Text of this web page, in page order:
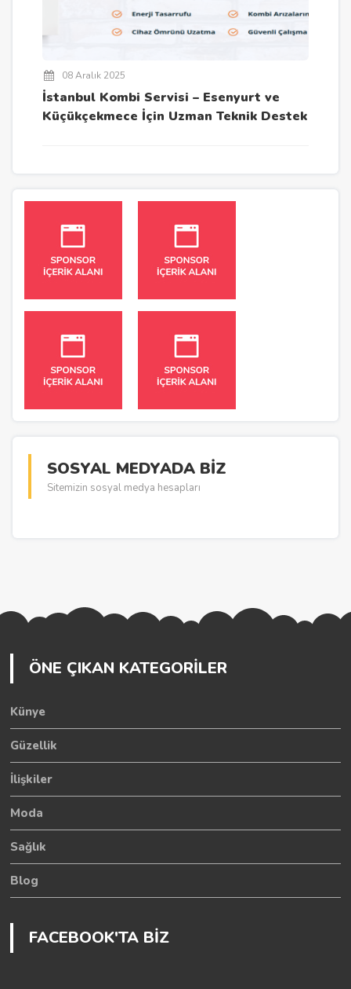
08 Aralık 2025
İstanbul Kombi Servisi – Esenyurt ve
Küçükçekmece İçin Uzman Teknik Destek
SOSYAL MEDYADA BİZ
Sitemizin sosyal medya hesapları
ÖNE ÇIKAN KATEGORİLER
Künye
Güzellik
İlişkiler
Moda
Sağlık
Blog
FACEBOOK'TA BİZ